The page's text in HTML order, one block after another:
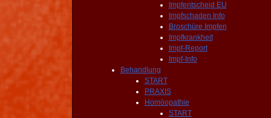
Impfentscheid EU
Impfschaden Info
Broschüre Impfen
Impfkrankheit
Impf-Report
Impf-Info
Behandlung
START
PRAXIS
Homöopathie
START